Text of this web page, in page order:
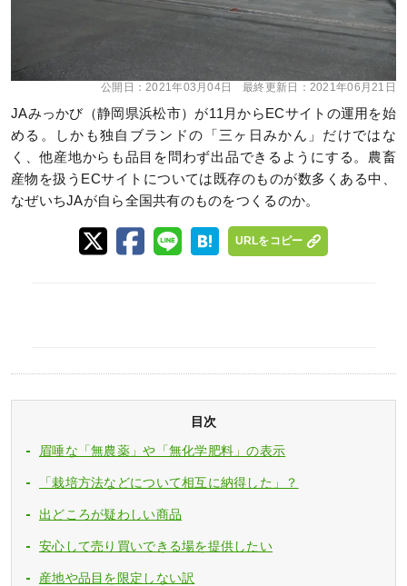
公開日：2021年03月04日 最終更新日： 2021年06月21日
JAみっかび（静岡県浜松市）が11月からECサイトの運用を始
める。しかも独自ブランドの「三ヶ日みかん」だけではな
く、他産地からも品目を問わず出品できるようにする。農畜
産物を扱うECサイトについては既存のものが数多くある中、
なぜいちJAが自ら全国共有のものをつくるのか。
URLをコピー
目次
眉唾な「無農薬」や「無化学肥料」の表示
「栽培方法などについて相互に納得した」？
出どころが疑わしい商品
安心して売り買いできる場を提供したい
産地や品目を限定しない訳